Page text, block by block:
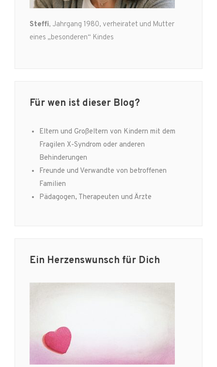
Steffi, Jahrgang 1980, verheiratet und Mutter
eines „besonderen“ Kindes
Für wen ist dieser Blog?
Eltern und Großeltern von Kindern mit dem
Fragilen X-Syndrom oder anderen
Behinderungen
Freunde und Verwandte von betroffenen
Familien
Pädagogen, Therapeuten und Ärzte
Ein Herzenswunsch für Dich